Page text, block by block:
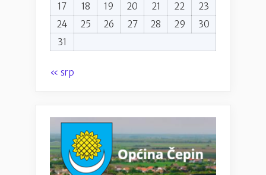
17
18 19 20 21 22
23
24
25 26 27 28 29
30
31
« srp